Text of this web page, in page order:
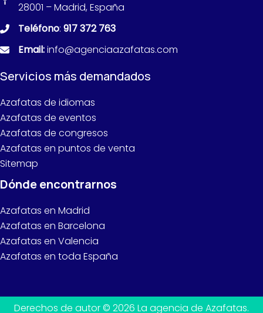
28001 – Madrid, España
Teléfono: 917 372 763
Email:info@agenciaazafatas.com
Servicios más demandados
Azafatas de idiomas
Azafatas de eventos
Azafatas de congresos
Azafatas en puntos de venta
Sitemap
Dónde encontrarnos
Azafatas en Madrid
Azafatas en Barcelona
Azafatas en Valencia
Azafatas en toda España
Derechos de autor © 2026 La agencia de Azafatas.